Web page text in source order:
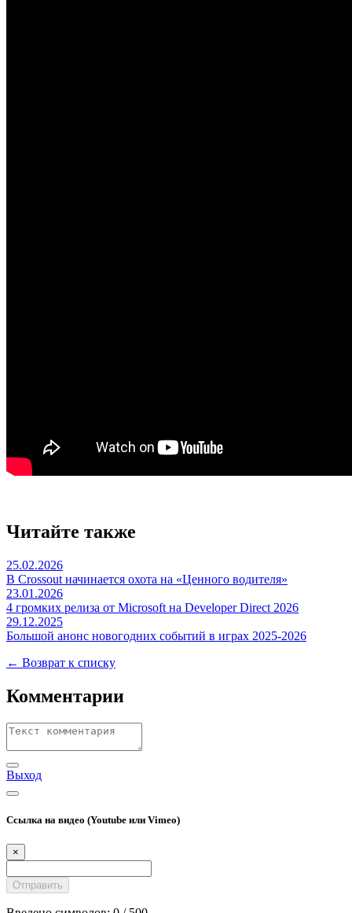
Читайте также
25.02.2026
В Crossout начинается охота на «Ценного водителя»
23.01.2026
4 громких релиза от Microsoft на Developer Direct 2026
29.12.2025
Большой анонс новогодних событий в играх 2025-2026
← Возврат к списку
Комментарии
Выход
Ссылка на видео (Youtube или Vimeo)
×